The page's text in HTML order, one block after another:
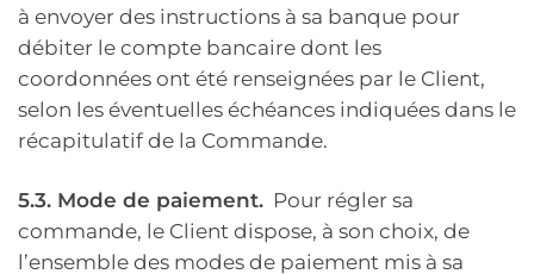
à envoyer des instructions à sa banque pour
débiter le compte bancaire dont les
coordonnées ont été renseignées par le Client,
selon les éventuelles échéances indiquées dans le
récapitulatif de la Commande.
5.3. Mode de paiement. Pour régler sa
commande, le Client dispose, à son choix, de
l’ensemble des modes de paiement mis à sa